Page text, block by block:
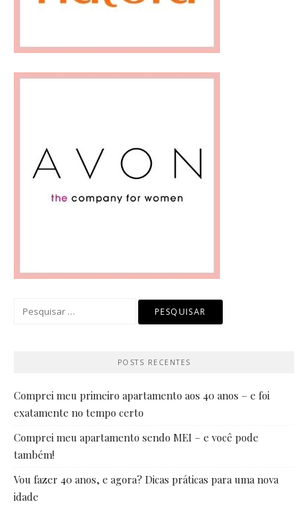
POSTS RECENTES
Comprei meu primeiro apartamento aos 40 anos – e foi
exatamente no tempo certo
Comprei meu apartamento sendo MEI – e você pode
também!
Vou fazer 40 anos, e agora? Dicas práticas para uma nova
idade